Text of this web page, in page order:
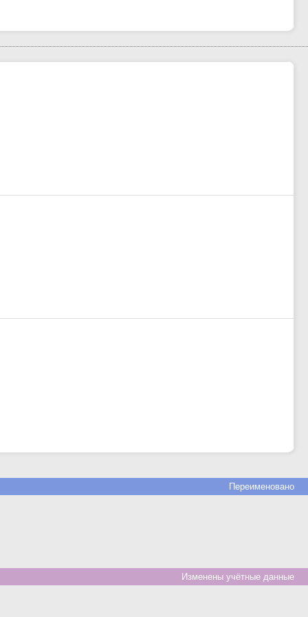
Переименовано
Изменены учётные данные